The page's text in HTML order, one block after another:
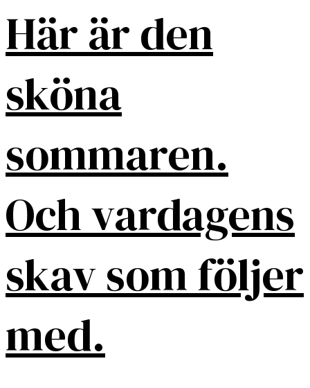
Här är den
sköna
sommaren.
Och vardagens
skav som följer
med.